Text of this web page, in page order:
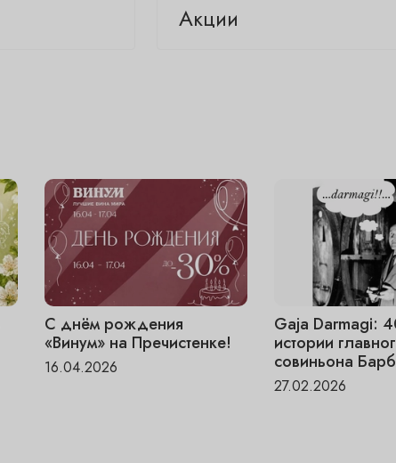
Акции
С днём рождения
«Винум» на Пречистенке!
16.04.2026
Gaja Darmagi:
истории
совиньона
27.02.2026